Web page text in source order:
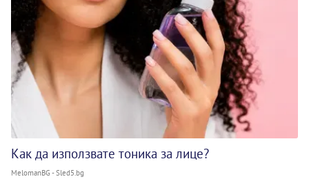
Как да използвате тоника за лице?
MelomanBG - Sled5.bg